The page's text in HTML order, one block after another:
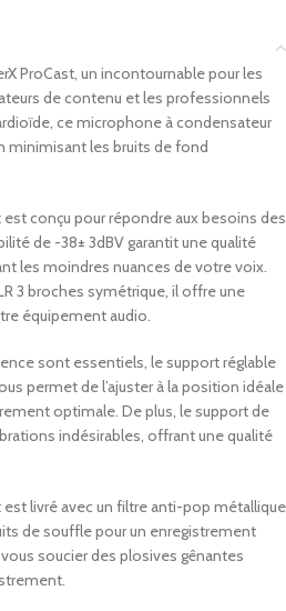
ProCast, un incontournable pour les
de contenu et les professionnels
ce microphone à condensateur
minimisant les bruits de fond
conçu pour répondre aux besoins des
de -38± 3dBV garantit une qualité
les moindres nuances de votre voix.
3 broches symétrique, il offre une
équipement audio.
sont essentiels, le support réglable
permet de l’ajuster à la position idéale
optimale. De plus, le support de
indésirables, offrant une qualité
est livré avec un filtre anti-pop métallique
de souffle pour un enregistrement
soucier des plosives gênantes